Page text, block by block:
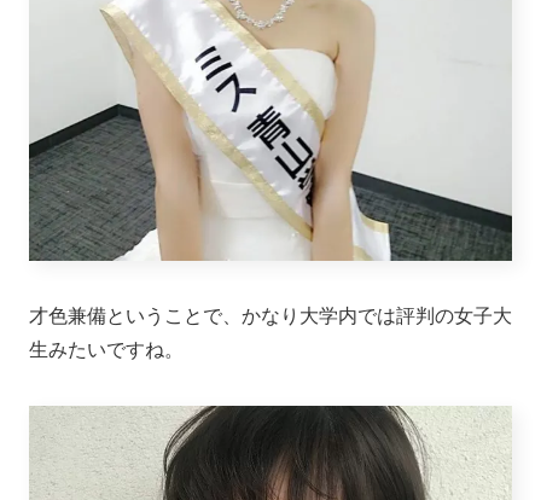
才色兼備ということで、かなり大学内では評判の女子大
生みたいですね。